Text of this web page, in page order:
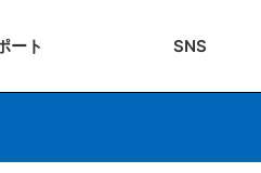
ート SNS